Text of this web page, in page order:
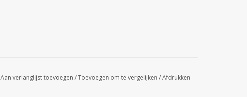
Aan verlanglijst toevoegen /Toevoegen om te vergelijken /Afdrukken